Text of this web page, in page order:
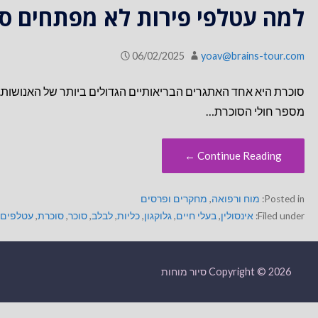
למה עטלפי פירות לא מפתחים
06/02/2025 yoav@brains-tour.com
מספר חולי הסוכרת…
Continue Reading ←
Posted in: מוח ורפואה, מחקרים ופרסים
Filed under: אינסולין,בעלי חיים,גלוקגון,כליות,לבלב,סוכר,סוכרת,עטלפים
Copyright © 2026 סיור מוחות